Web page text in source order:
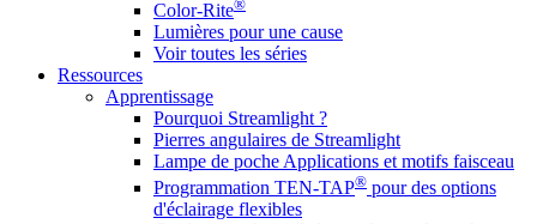
Color-Rite
Lumières pour une cause
Voir toutes les séries
Ressources
Apprentissage
Pourquoi Streamlight ?
Pierres angulaires de Streamlight
Lampe de poche Applications et motifs faisceau
Programmation TEN-TAP® pour des options
d'éclairage flexibles